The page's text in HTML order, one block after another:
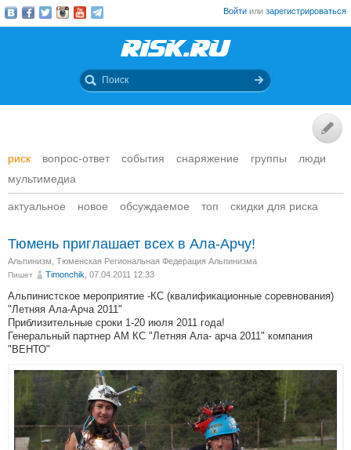
Войти или зарегистрироваться
риск вопрос-ответ события снаряжение группы
люди
мультимедиа
актуальное новое обсуждаемое топ скидки для риска
Тюмень приглашает всех в Ала-Арчу!
Альпинизм Тюменская Региональная Федерация Альпинизма
Пишет Timonchik , 07.04.2011 12:33
Альпинистское мероприятие -КС (квалификационные соревнования)
"Летняя Ала-Арча 2011"
Приблизительные сроки 1-20 июля 2011 года!
Генеральный партнер АМ КС "Летняя Ала- арча 2011" компания
"ВЕНТО"